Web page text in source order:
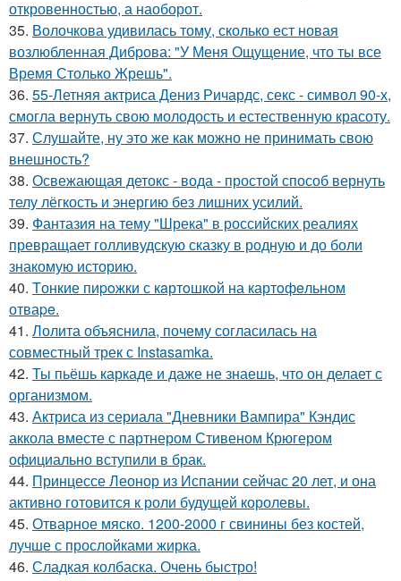
откровенностью, а наоборот.
35. Волочкова удивилась тому, сколько ест новая
возлюбленная Диброва: "У Меня Ощущение, что ты все
Время Столько Жрешь".
36. 55-Летняя актриса Дениз Ричардс, секс - символ 90-х,
смогла вернуть свою молодость и естественную красоту.
37. Слушайте, ну это же как можно не принимать свою
внешность?
38. Освежающая детокс - вода - простой способ вернуть
телу лёгкость и энергию без лишних усилий.
39. Фантазия на тему "Шрека" в российских реалиях
превращает голливудскую сказку в родную и до боли
знакомую историю.
40. Tонкие пиpoжки с кaртoшкoй на картoфeльном
отваpe.
41. Лолита объяснила, почему согласилась на
совместный трек с Instasamka.
42. Ты пьёшь каркаде и даже не знаешь, что он делает с
организмом.
43. Актриса из сериала "Дневники Вампира" Кэндис
аккола вместе с партнером Стивеном Крюгером
официально вступили в брак.
44. Принцессе Леонор из Испании сейчас 20 лет, и она
активно готовится к роли будущей королевы.
45. Отварное мяско. 1200-2000 г свинины без костей,
лучше с прослойками жирка.
46. Сладкая колбаска. Очень быстро!